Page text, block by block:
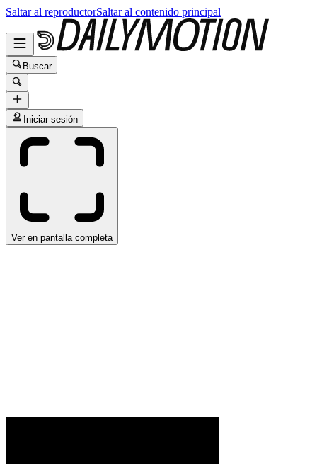
Saltar al reproductorSaltar al contenido principal
Buscar
Iniciar sesión
Ver en pantalla completa